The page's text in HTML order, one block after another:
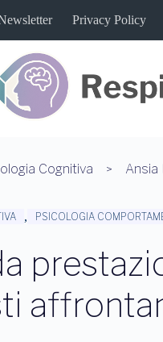
Privacy Policy
Cognitiva
, PSICOLOGIA